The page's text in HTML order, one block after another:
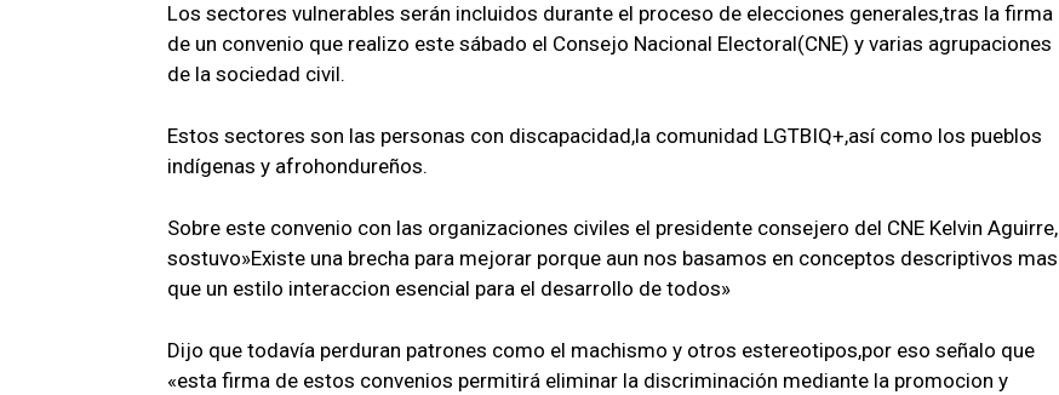
Los sectores vulnerables serán incluidos durante el proceso de elecciones generales,tras la firma
de un convenio que realizo este sábado el Consejo Nacional Electoral(CNE) y varias agrupaciones
de la sociedad civil.
Estos sectores son las personas con discapacidad,la comunidad LGTBIQ+,así como los pueblos
indígenas y afrohondureños.
Sobre este convenio con las organizaciones civiles el presidente consejero del CNE Kelvin Aguirre,
sostuvo»Existe una brecha para mejorar porque aun nos basamos en conceptos descriptivos mas
que un estilo interaccion esencial para el desarrollo de todos»
Dijo que todavía perduran patrones como el machismo y otros estereotipos,por eso señalo que
«esta firma de estos convenios permitirá eliminar la discriminación mediante la promocion y